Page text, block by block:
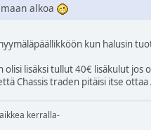
alkoa
kun halusin
olisi lisäksi tullut 40€ lisäkulut
Chassis traden pitäisi itse
kerralla-